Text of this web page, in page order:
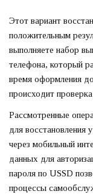
Этот вариант
положительным
выполняете набор
телефона, который
время оформления
происходит
Рассмотренные
для восстановления
через мобильный
данных для
пароля по USSD
процессы